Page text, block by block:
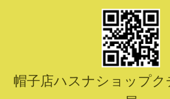
帽子店ハスナショップク